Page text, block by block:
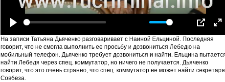
На записи Татьяна Дьяченко разговаривает с Наиной Ельциной. Последняя
говорит, что не смогла выполнить ее просьбу и дозвониться Лебедю на
мобильный телефон. Дьяченко требует дозвониться и найти. Ельцина
найти Лебедя через спец. коммутатор, но ничего не получается. Дьяченко
говорит, что это очень странно, что спец. коммутатор не может найти секретаря
Совбеза.